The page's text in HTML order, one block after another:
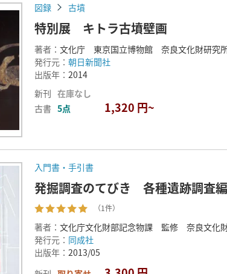
図録 古墳
特別展 キトラ古墳壁画
著者： 文化庁 東京国立博物館 奈良文化財研究
発行元： 朝日新聞社
出版年： 2014
新刊 在庫なし
古書 5点 1,320 円~
入門書・手引書
発掘調査のてびき 各種遺跡調査編
（1件）
著者： 文化庁文化財部記念物課 監修 奈良文化
発行元： 同成社
出版年： 2013/05